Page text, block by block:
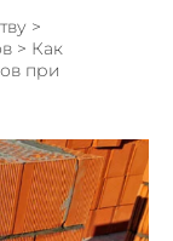
>
> Как
при